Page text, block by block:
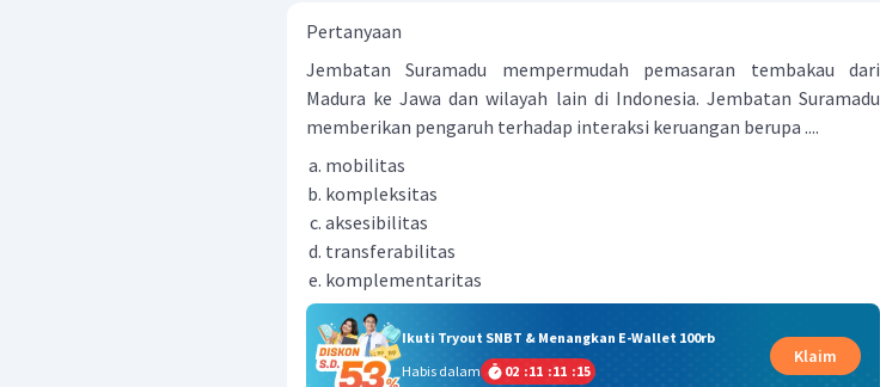
Pertanyaan
Jembatan Suramadu mempermudah pemasaran tembakau dari
Madura ke Jawa dan wilayah lain di Indonesia. Jembatan Suramadu
memberikan pengaruh terhadap interaksi keruangan berupa ....
mobilitas
kompleksitas
aksesibilitas
transferabilitas
komplementaritas
Ikuti Tryout SNBT & Menangkan E-Wallet 100rb
Habis dalam
02 :11 :11 :15
Klaim